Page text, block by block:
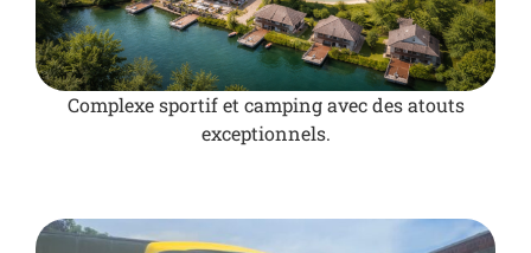
Complexe sportif et camping avec des atouts
exceptionnels.